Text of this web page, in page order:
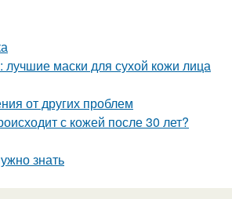
маски для сухой кожи лица
от других проблем
с кожей после 30 лет?
знать